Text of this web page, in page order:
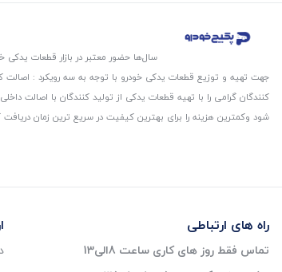
سال‌ها حضور معتبر در بازار قطعات
جهت تهیه و توزیع قطعات یدکی خودرو با توجه به سه رویکرد :
کنندگان گرامی را با تهیه قطعات یدکی از تولید کنندگان با اصالت
شود و‌کمترین هزینه را برای بهترین کیفیت در سریع ترین زمان
راه های ارتباطی
تماس فقط روز های کاری ساعت 8الی13